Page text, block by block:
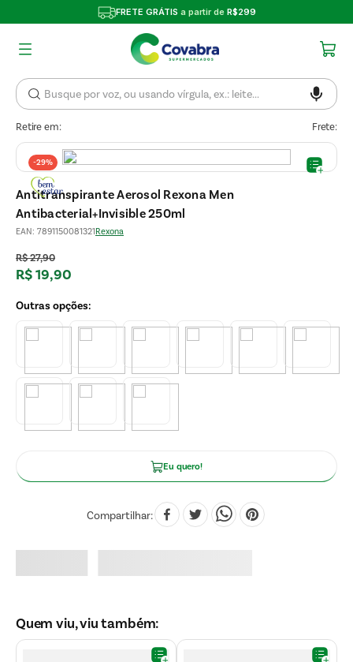
FRETE GRÁTIS a partir de R$299
Retire em: Frete:
-29%
Antitranspirante Aerosol Rexona Men
Antibacterial+Invisible 250ml
EAN: 7891150081321Rexona
R$27,90
R$19,90
Eu quero!
Compartilhar
Quem viu, viu também: